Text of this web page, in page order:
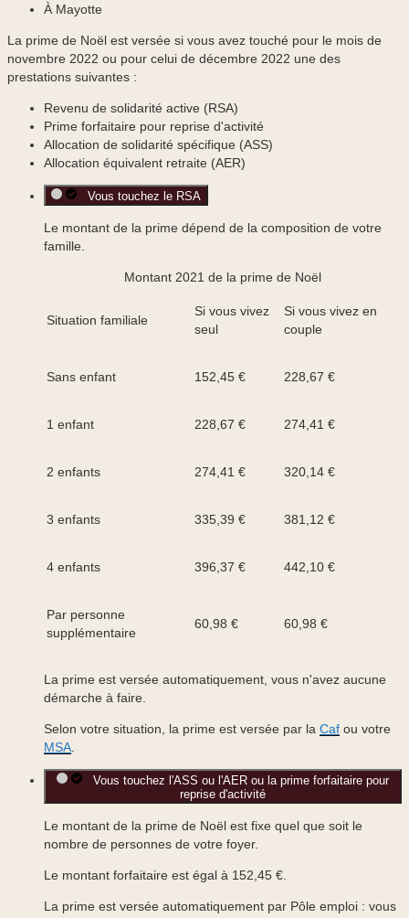
À Mayotte
La prime de Noël est versée si vous avez touché pour le mois de
novembre 2022 ou pour celui de décembre 2022 une des
prestations suivantes :
Revenu de solidarité active (RSA)
Prime forfaitaire pour reprise d'activité
Allocation de solidarité spécifique (ASS)
Allocation équivalent retraite (AER)
Vous touchez le RSA
Le montant de la prime dépend de la composition de votre
famille.
Montant 2021 de la prime de Noël
Situation familiale
Si vous vivez
seul
Si vous vivez en
couple
Sans enfant 152,45 € 228,67 €
1 enfant 228,67 € 274,41 €
2 enfants 274,41 € 320,14 €
3 enfants 335,39 € 381,12 €
4 enfants 396,37 € 442,10 €
Par personne
supplémentaire
60,98 € 60,98 €
La prime est versée automatiquement, vous n'avez aucune
démarche à faire
Selon votre situation, la prime est versée par la Caf ou votre
MSA
Vous touchez l'ASS ou l'AER ou la prime forfaitaire pour
reprise d'activité
Le montant de la prime de Noël est fixe quel que soit le
nombre de personnes de votre foyer.
Le montant forfaitaire est égal à 152,45 €
La prime est versée automatiquement par Pôle emploi : vous